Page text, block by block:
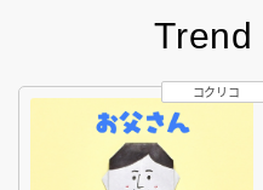
Trend
コクリコ